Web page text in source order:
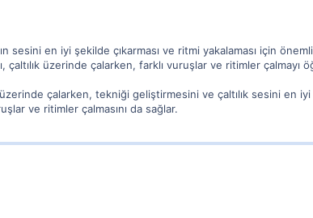
sesini en iyi şekilde çıkarması ve ritmi yakalaması için
çaltılık üzerinde çalarken, farklı vuruşlar ve ritimler çalmayı
üzerinde çalarken, tekniği geliştirmesini ve çaltılık sesini en
ve ritimler çalmasını da sağlar.